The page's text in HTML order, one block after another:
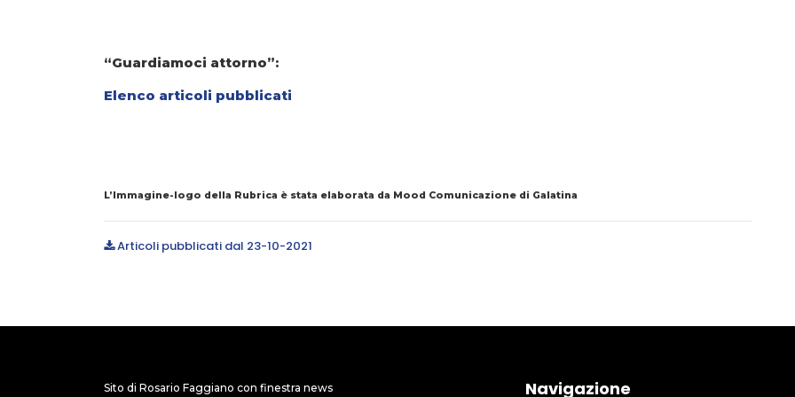
“Guardiamoci attorno”:
Elenco articoli pubblicati
L’Immagine-logo della Rubrica è stata elaborata da Mood Comunicazione di Galatina
Articoli pubblicati dal 23-10-2021
Sito di Rosario Faggiano con finestra news Navigazione